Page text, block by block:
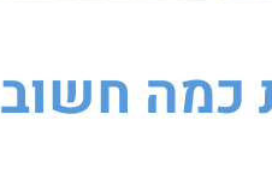
כמה חשוב